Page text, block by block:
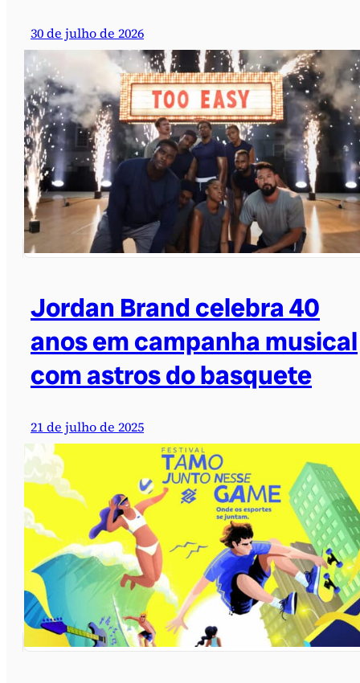
30 de julho de 2026
Jordan Brand celebra 40
anos em campanha musical
com astros do basquete
21 de julho de 2025